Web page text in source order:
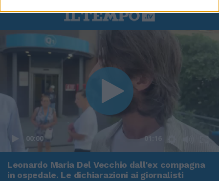
00:00 01:16
Leonardo Maria Del Vecchio dall'ex compagna
in ospedale. Le dichiarazioni ai giornalisti